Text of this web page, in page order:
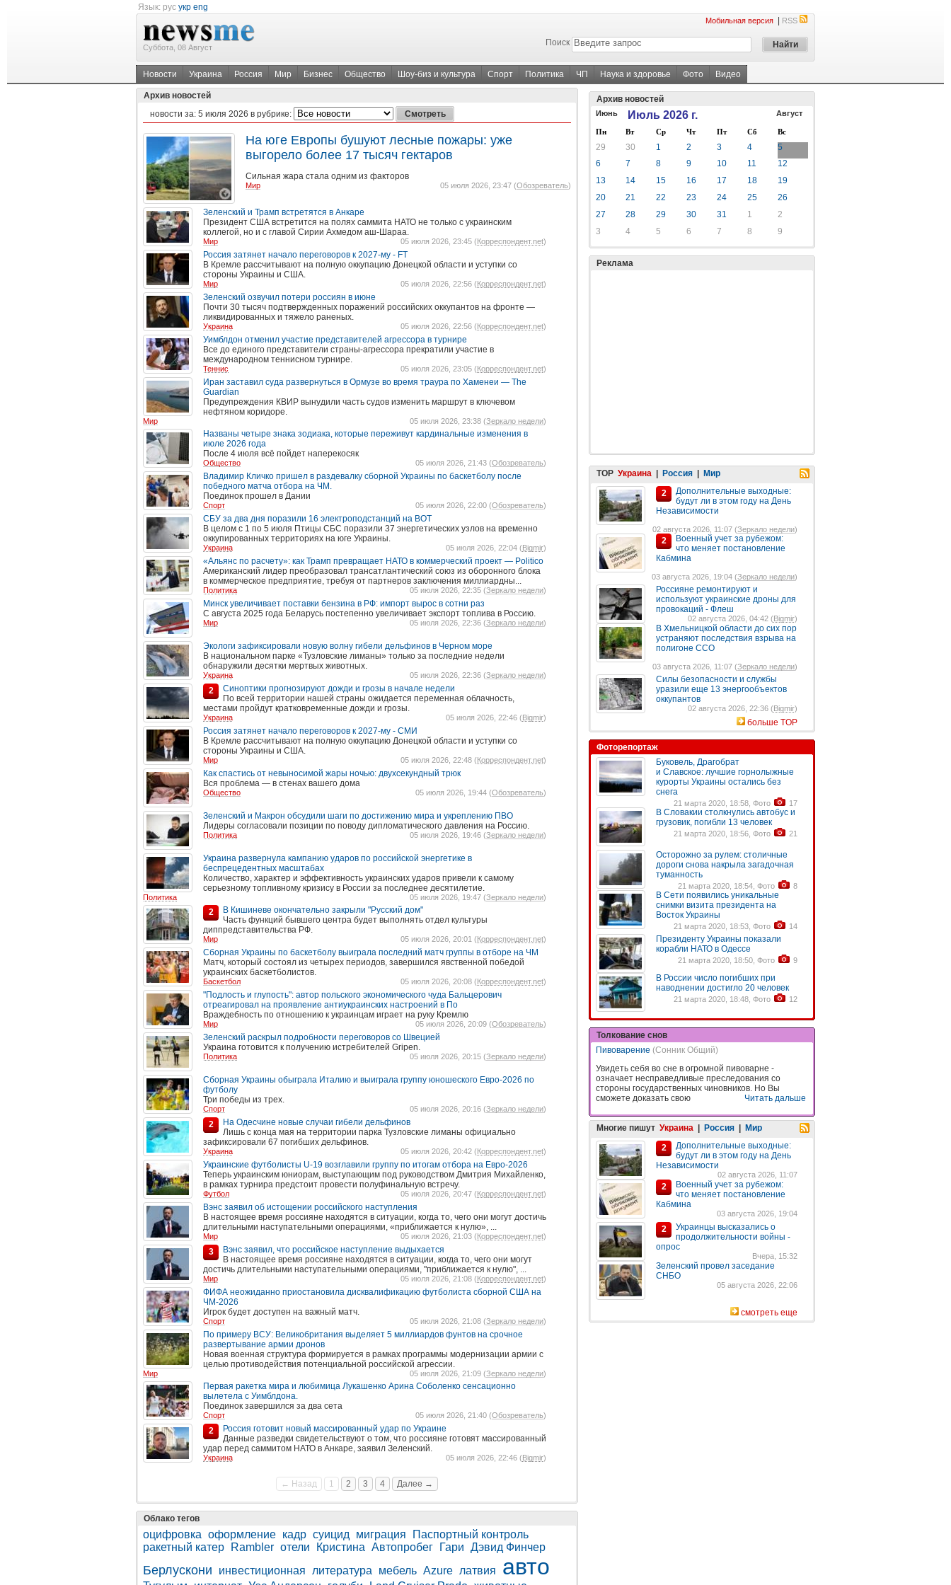
Язык: рус укр eng
Суббота, 08 Август
Мобильная версия RSS
Поиск
Новости Украина Россия Мир Бизнес Общество Шоу-биз и культура Спорт Политика ЧП Наука и здоровье Фото Видео
Архив новостей
новости за: 5 июля 2026 в рубрике:
На юге Европы бушуют лесные пожары: уже
выгорело более 17 тысяч гектаров
Сильная жара стала одним из факторов
Мир 05 июля 2026, 23:47 (Обозреватель)
Зеленский и Трамп встретятся в Анкаре
Президент США встретится на полях саммита НАТО не только с украинским
коллегой, но и с главой Сирии Ахмедом аш-Шараа.
Мир 05 июля 2026, 23:45 (Корреспондент.net)
Россия затянет начало переговоров к 2027-му - FT
В Кремле рассчитывают на полную оккупацию Донецкой области и уступки со
стороны Украины и США.
Мир 05 июля 2026, 22:56 (Корреспондент.net)
Зеленский озвучил потери россиян в июне
Почти 30 тысяч подтвержденных поражений российских оккупантов на фронте —
ликвидированных и тяжело раненых.
Украина 05 июля 2026, 22:56 (Корреспондент.net)
Уимблдон отменил участие представителей агрессора в турнире
Все до единого представители страны-агрессора прекратили участие в
международном теннисном турнире.
Теннис 05 июля 2026, 23:05 (Корреспондент.net)
Иран заставил суда развернуться в Ормузе во время траура по Хаменеи — The
Guardian
Предупреждения КВИР вынудили часть судов изменить маршрут в ключевом
нефтяном коридоре.
Мир 05 июля 2026, 23:38 (Зеркало недели)
Названы четыре знака зодиака, которые переживут кардинальные изменения в
июле 2026 года
После 4 июля всё пойдет наперекосяк
Общество 05 июля 2026, 21:43 (Обозреватель)
Владимир Кличко пришел в раздевалку сборной Украины по баскетболу после
победного матча отбора на ЧМ.
Поединок прошел в Дании
Спорт 05 июля 2026, 22:00 (Обозреватель)
СБУ за два дня поразили 16 электроподстанций на ВОТ
В целом с 1 по 5 июля Птицы СБС поразили 37 энергетических узлов на временно
оккупированных территориях на юге Украины.
Украина 05 июля 2026, 22:04 (Bigmir)
«Альянс по расчету»: как Трамп превращает НАТО в коммерческий проект — Politico
Американский лидер преобразовал трансатлантический союз из оборонного блока
в коммерческое предприятие, требуя от партнеров заключения миллиардны...
Политика 05 июля 2026, 22:35 (Зеркало недели)
Минск увеличивает поставки бензина в РФ: импорт вырос в сотни раз
С августа 2025 года Беларусь постепенно увеличивает экспорт топлива в Россию.
Мир 05 июля 2026, 22:36 (Зеркало недели)
Экологи зафиксировали новую волну гибели дельфинов в Черном море
В национальном парке «Тузловские лиманы» только за последние недели
обнаружили десятки мертвых животных.
Украина 05 июля 2026, 22:36 (Зеркало недели)
2
Синоптики прогнозируют дожди и грозы в начале недели
По всей территории нашей страны ожидается переменная облачность,
местами пройдут кратковременные дожди и грозы.
Украина 05 июля 2026, 22:46 (Bigmir)
Россия затянет начало переговоров к 2027-му - СМИ
В Кремле рассчитывают на полную оккупацию Донецкой области и уступки со
стороны Украины и США.
Мир 05 июля 2026, 22:48 (Корреспондент.net)
Как спастись от невыносимой жары ночью: двухсекундный трюк
Вся проблема — в стенах вашего дома
Общество 05 июля 2026, 19:44 (Обозреватель)
Зеленский и Макрон обсудили шаги по достижению мира и укреплению ПВО
Лидеры согласовали позиции по поводу дипломатического давления на Россию.
Политика 05 июля 2026, 19:46 (Зеркало недели)
Украина развернула кампанию ударов по российской энергетике в
беспрецедентных масштабах
Количество, характер и эффективность украинских ударов привели к самому
серьезному топливному кризису в России за последнее десятилетие.
Политика 05 июля 2026, 19:47 (Зеркало недели)
2
В Кишиневе окончательно закрыли "Русский дом"
Часть функций бывшего центра будет выполнять отдел культуры
диппредставительства РФ.
Мир 05 июля 2026, 20:01 (Корреспондент.net)
Сборная Украины по баскетболу выиграла последний матч группы в отборе на ЧМ
Матч, который состоял из четырех периодов, завершился явственной победой
украинских баскетболистов.
Баскетбол 05 июля 2026, 20:08 (Корреспондент.net)
"Подлость и глупость": автор польского экономического чуда Бальцерович
отреагировал на проявление антиукраинских настроений в По
Враждебность по отношению к украинцам играет на руку Кремлю
Мир 05 июля 2026, 20:09 (Обозреватель)
Зеленский раскрыл подробности переговоров со Швецией
Украина готовится к получению истребителей Gripen.
Политика 05 июля 2026, 20:15 (Зеркало недели)
Сборная Украины обыграла Италию и выиграла группу юношеского Евро-2026 по
футболу
Три победы из трех.
Спорт 05 июля 2026, 20:16 (Зеркало недели)
2
На Одесчине новые случаи гибели дельфинов
Лишь с конца мая на территории парка Тузловские лиманы официально
зафиксировали 67 погибших дельфинов.
Украина 05 июля 2026, 20:42 (Корреспондент.net)
Украинские футболисты U-19 возглавили группу по итогам отбора на Евро-2026
Теперь украинским юниорам, выступающим под руководством Дмитрия Михайленко,
в рамках турнира предстоит провести полуфинальную встречу.
Футбол 05 июля 2026, 20:47 (Корреспондент.net)
Вэнс заявил об истощении российского наступления
В настоящее время россияне находятся в ситуации, когда то, чего они могут достичь
длительными наступательными операциями, «приближается к нулю», ...
Мир 05 июля 2026, 21:03 (Корреспондент.net)
3
Вэнс заявил, что российское наступление выдыхается
В настоящее время россияне находятся в ситуации, когда то, чего они могут
достичь длительными наступательными операциями, "приближается к нулю", ...
Мир 05 июля 2026, 21:08 (Корреспондент.net)
ФИФА неожиданно приостановила дисквалификацию футболиста сборной США на
ЧМ-2026
Игрок будет доступен на важный матч.
Спорт 05 июля 2026, 21:08 (Зеркало недели)
По примеру ВСУ: Великобритания выделяет 5 миллиардов фунтов на срочное
развертывание армии дронов
Новая военная структура формируется в рамках программы модернизации армии с
целью противодействия потенциальной российской агрессии.
Мир 05 июля 2026, 21:09 (Зеркало недели)
Первая ракетка мира и любимица Лукашенко Арина Соболенко сенсационно
вылетела с Уимблдона.
Поединок завершился за два сета
Спорт 05 июля 2026, 21:40 (Обозреватель)
2
Россия готовит новый массированный удар по Украине
Данные разведки свидетельствуют о том, что россияне готовят массированный
удар перед саммитом НАТО в Анкаре, заявил Зеленский.
Украина 05 июля 2026, 22:46 (Bigmir)
← Назад 1 2 3 4 Далее →
Облако тегов
оцифровка оформление кадр суицид миграция
Паспортный контроль
ракетный катер
Rambler отели Кристина Автопробег Гари Дэвид Финчер
Берлускони инвестиционная литература мебель Azure латвия авто
Архив новостей
Июнь Июль 2026 г. Август
Пн Вт Ср Чт Пт Сб Вс
29 30 1 2 3 4
5
6
7 8 9 10 11
12
13
14 15 16 17 18
19
20
21 22 23 24 25
26
27
28 29 30 31 1
2
3
4 5 6 7 8 9
Реклама
TOP Украина Россия
Мир
2
Дополнительные выходные:
будут ли в этом году на День
Независимости
02 августа 2026, 11:07 (Зеркало недели)
2
Военный учет за рубежом:
что меняет постановление
Кабмина
03 августа 2026, 19:04 (Зеркало недели)
Россияне ремонтируют и
используют украинские дроны для
провокаций - Флеш
02 августа 2026, 04:42 (Bigmir)
В Хмельницкой области до сих пор
устраняют последствия взрыва на
полигоне ССО
03 августа 2026, 11:07 (Зеркало недели)
Силы безопасности и службы
уразили еще 13 энергообъектов
оккупантов
02 августа 2026, 22:36 (Bigmir)
больше TOP
Фоторепортаж
Буковель, Драгобрат
и Славское: лучшие горнолыжные
курорты Украины остались без
снега
21 марта 2020, 18:58, Фото 17
В Словакии столкнулись автобус и
грузовик, погибли 13 человек
21 марта 2020, 18:56, Фото 21
Осторожно за рулем: столичные
дороги снова накрыла загадочная
туманность
21 марта 2020, 18:54, Фото 8
В Сети появились уникальные
снимки визита президента на
Восток Украины
21 марта 2020, 18:53, Фото 14
Президенту Украины показали
корабли НАТО в Одессе
21 марта 2020, 18:50, Фото 9
В России число погибших при
наводнении достигло 20 человек
21 марта 2020, 18:48, Фото 12
Толкование снов
Пивоварение (Сонник Общий)
Увидеть себя во сне в огромной пивоварне -
означает несправедливые преследования со
стороны государственных чиновников. Но Вы
сможете доказать свою
Читать дальше
Многие пишут Украина | Россия | Мир
2
Дополнительные выходные:
будут ли в этом году на День
Независимости
02 августа 2026, 11:07
2
Военный учет за рубежом:
что меняет постановление
Кабмина
03 августа 2026, 19:04
2
Украинцы высказались о
продолжительности войны -
опрос
Вчера, 15:32
Зеленский провел заседание
СНБО
05 августа 2026, 22:06
смотреть еще